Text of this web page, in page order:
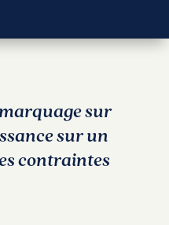
sur
sur un
contraintes